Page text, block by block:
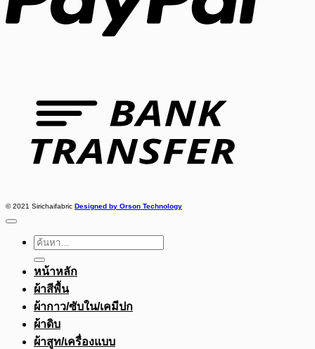
© 2021 Sirichaifabric Designed by Orson Technology
ค้นหา:
หน้าหลัก
ผ้าสีพื้น
ผ้ากาว/ซับใน/เคมีปก
ผ้าดิบ
ผ้าสูท/เครื่องแบบ